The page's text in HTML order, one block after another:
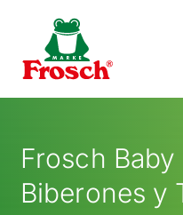
Frosch
Biberones y